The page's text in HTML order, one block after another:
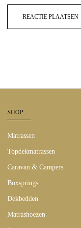
SHOP
Matrassen
Topdekmatrassen
Caravan & Campers
Boxsprings
Dekbedden
Matrashoezen